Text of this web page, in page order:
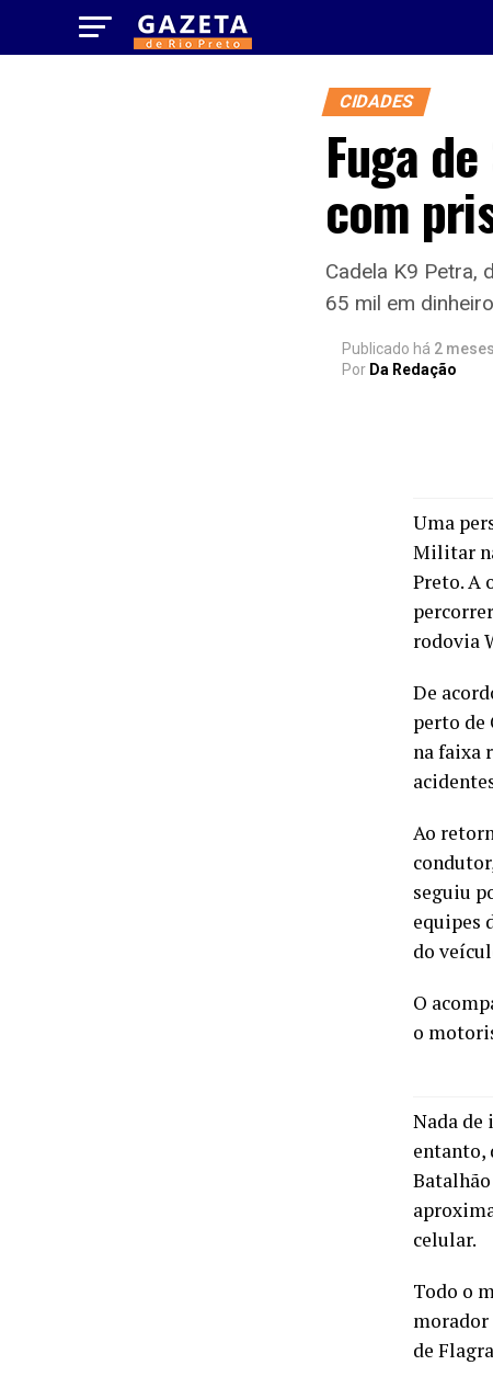
CIDADES
Fuga
com
Cadela K9 Petra,
65 mil em dinheiro
Publicado há 2 meses
Por Da Redação
Uma
Militar
Preto. A
rodovia
De
perto de
na faixa
Ao
seguiu
equipes
do
O
o
Nada de
entanto,
celular.
Todo o
morador
de